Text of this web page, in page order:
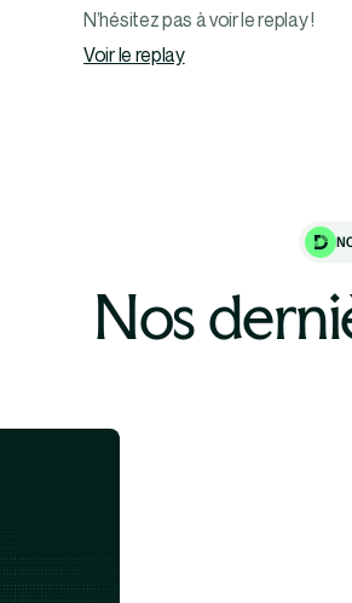
N’hésitez pas à voir le replay !
Voir le replay
Nos